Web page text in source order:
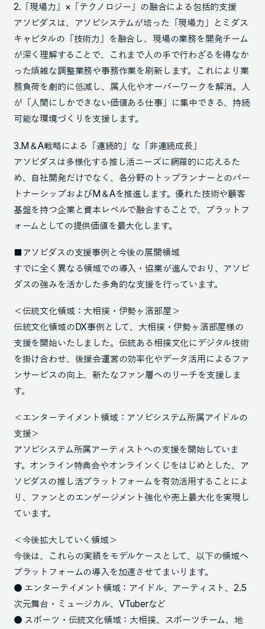
2.「現場力」×「テクノロジー」の融合による包括的支援
アソビダスは、アソビシステムが培った「現場力」とミダス
キャピタルの「技術力」を融合し、現場の業務を開発チーム
が深く理解することで、これまで人の手で行わざるを得なか
った煩雑な調整業務や事務作業を刷新します。これにより業
務負荷を劇的に低減し、属人化やオーバーワークを解消。人
が「人間にしかできない価値ある仕事」に集中できる、持続
可能な環境づくりを支援します。
3.M＆A戦略による「連続的」な「非連続成長」
アソビダスは多様化する推し活ニーズに網羅的に応えるた
め、自社開発だけでなく、各分野のトップランナーとのパー
トナーシップおよびM＆Aを推進します。優れた技術や顧客
基盤を持つ企業と資本レベルで融合することで、プラットフ
ォームとしての提供価値を最大化します。
■アソビダスの支援事例と今後の展開領域
すでに全く異なる領域での導入・協業が進んでおり、アソビ
ダスの強みを活かした多角的な支援を行っています。
＜伝統文化領域：大相撲・伊勢ヶ濱部屋＞
伝統文化領域のDX事例として、大相撲・伊勢ヶ濱部屋様の
支援を開始いたしました。伝統ある相撲文化にデジタル技術
を掛け合わせ、後援会運営の効率化やデータ活用によるファ
ンサービスの向上、新たなファン層へのリーチを支援しま
す。
＜エンターテイメント領域：アソビシステム所属アイドルの
支援＞
アソビシステム所属アーティストへの支援を開始していま
す。オンライン特典会やオンラインくじをはじめとした、ア
ソビダスの推し活プラットフォームを有効活用することによ
り、ファンとのエンゲージメント強化や売上最大化を実現し
ています。
＜今後拡大していく領域＞
今後は、これらの実績をモデルケースとして、以下の領域へ
プラットフォームの導入を加速させてまいります。
● エンターテイメント領域：アイドル、アーティスト、2.5
次元舞台・ミュージカル、VTuberなど
● スポーツ・伝統文化領域：大相撲、スポーツチーム、地